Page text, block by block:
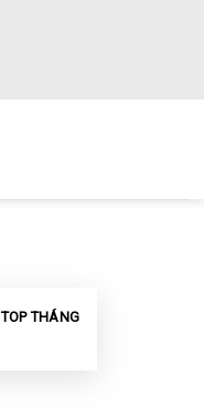
TOP THÁNG